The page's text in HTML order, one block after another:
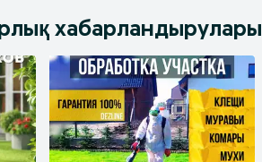
хабарландырулары